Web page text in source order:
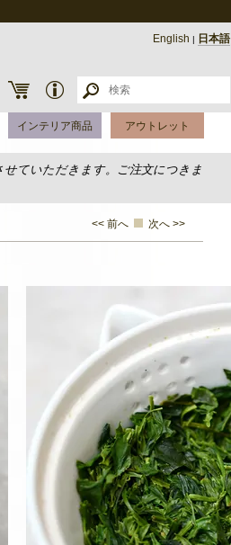
English | 日本語
インテリア商品 アウトレット
せていただきます。ご注文につきま
<< 前へ 次へ >>